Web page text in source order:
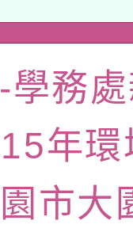
及學前
大學辦
學校輔導
研究院
政策研討
勢與發展
民及學前
育局辦
實施計
師範大學
中心
功大學
學務
年
市大